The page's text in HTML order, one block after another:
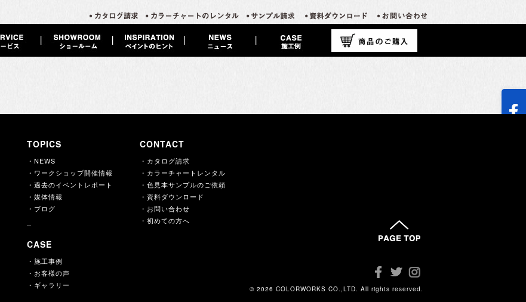
TOPICS
・NEWS
・ワークショップ開催情報
・過去のイベントレポート
・媒体情報
・ブログ
CASE
・施工事例
・お客様の声
・ギャラリー
CONTACT
・カタログ請求
・カラーチャートレンタル
・色見本サンプルのご依頼
・資料ダウンロード
・お問い合わせ
・初めての方へ
© 2026 COLORWORKS CO.,LTD. All rights reserved.